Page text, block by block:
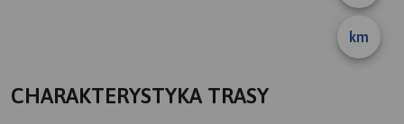
km
CHARAKTERYSTYKA TRASY